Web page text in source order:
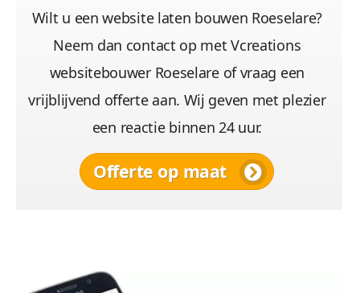
Wilt u een website laten bouwen Roeselare?
Neem dan contact op met Vcreations
websitebouwer Roeselare of vraag een
vrijblijvend offerte aan. Wij geven met plezier
een reactie binnen 24 uur.
Offerte op maat